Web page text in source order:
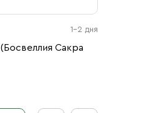
1-2 дня
Сакра